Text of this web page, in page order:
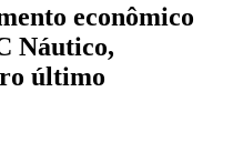
econômico
Náutico,
último